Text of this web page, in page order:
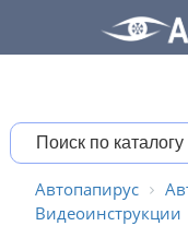
Автопапирус
Видеоинструкции